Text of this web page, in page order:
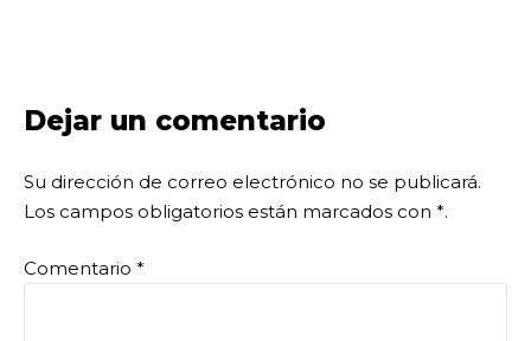
Dejar un comentario
Su dirección de correo electrónico no se publicará.
Los campos obligatorios están marcados con *.
Comentario *